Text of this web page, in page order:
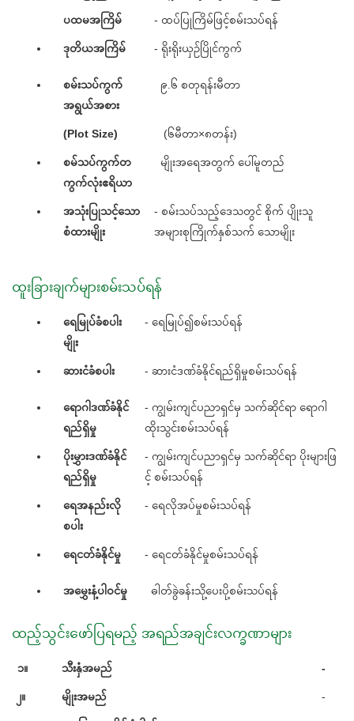
ပထမအကြိမ် - ထပ်ပြုကြိမ်ဖြင့်စမ်းသပ်ရန်
ဒုတိယအကြိမ် - ရိုးရိုးယှဉ်ပြိုင်ကွက်
စမ်းသပ်ကွက်
အရွယ်အစား
၉.၆ စတုရန်းမီတာ
(Plot Size) (၆မီတာ×၈တန်း)
စမ်သပ်ကွက်တ
ကွက်လုံးဧရိယာ
မျိုးအရေအတွက် ပေါ်မူတည်
အသုံးပြုသင့်သော
စံထားမျိုး
- စမ်းသပ်သည့်ဒေသတွင် စိုက် ပျိုးသူ
အများစုကြိုက်နှစ်သက် သောမျိုး
ထူးခြားချက်များစမ်းသပ်ရန်
ရေမြုပ်ခံစပါး
မျိုး
- ရေမြုပ်၍စမ်းသပ်ရန်
ဆားငံခံစပါး - ဆားငံဒဏ်ခံနိုင်ရည်ရှိမှုစမ်းသပ်ရန်
ရောဂါဒဏ်ခံနိုင်
ရည်ရှိမှု
- ကျွမ်းကျင်ပညာရှင်မှ သက်ဆိုင်ရာ ရောဂါ
ထိုးသွင်းစမ်းသပ်ရန်
ပိုးမွှားဒဏ်ခံနိုင်
ရည်ရှိမှု
- ကျွမ်းကျင်ပညာရှင်မှ သက်ဆိုင်ရာ ပိုးများဖြ
င့် စမ်းသပ်ရန်
ရေအနည်းလို
စပါး
- ရေလိုအပ်မှုစမ်းသပ်ရန်
ရေငတ်ခံနိုင်မှု - ရေငတ်ခံနိုင်မှုစမ်းသပ်ရန်
အမွှေးနံ့ပါဝင်မှု ဓါတ်ခွဲခန်းသို့ပေးပို့စမ်းသပ်ရန်
ထည့်သွင်းဖော်ပြရမည့် အရည်အချင်းလက္ခဏာများ
၁။ သီးနှံအမည် -
၂။ မျိုးအမည် -